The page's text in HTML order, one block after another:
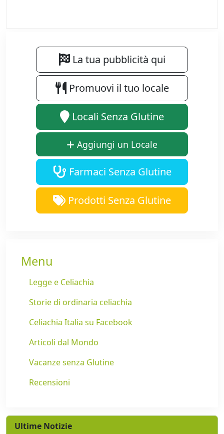
La tua pubblicità qui
Promuovi il tuo locale
Locali Senza Glutine
Aggiungi un Locale
Farmaci Senza Glutine
Prodotti Senza Glutine
Menu
Legge e Celiachia
Storie di ordinaria celiachia
Celiachia Italia su Facebook
Articoli dal Mondo
Vacanze senza Glutine
Recensioni
Ultime Notizie